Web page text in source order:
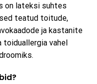
on lateksi suhtes
teatud toitude,
ja kastanite
vahel